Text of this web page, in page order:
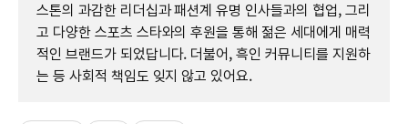
스톤의 과감한 리더십과 패션계 유명 인사들과의 협업, 그리
고 다양한 스포츠 스타와의 후원을 통해 젊은 세대에게 매력
적인 브랜드가 되었답니다. 더불어, 흑인 커뮤니티를 지원하
는 등 사회적 책임도 잊지 않고 있어요.